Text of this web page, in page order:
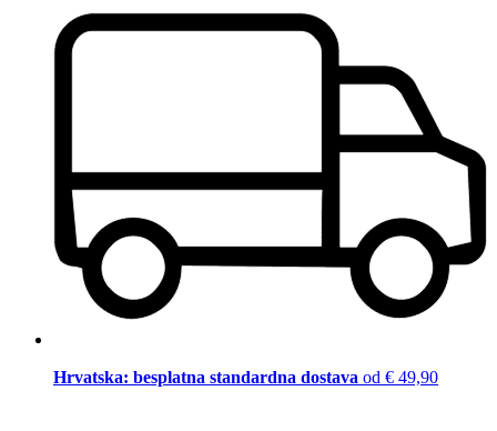
Hrvatska: besplatna standardna dostava od € 49,90